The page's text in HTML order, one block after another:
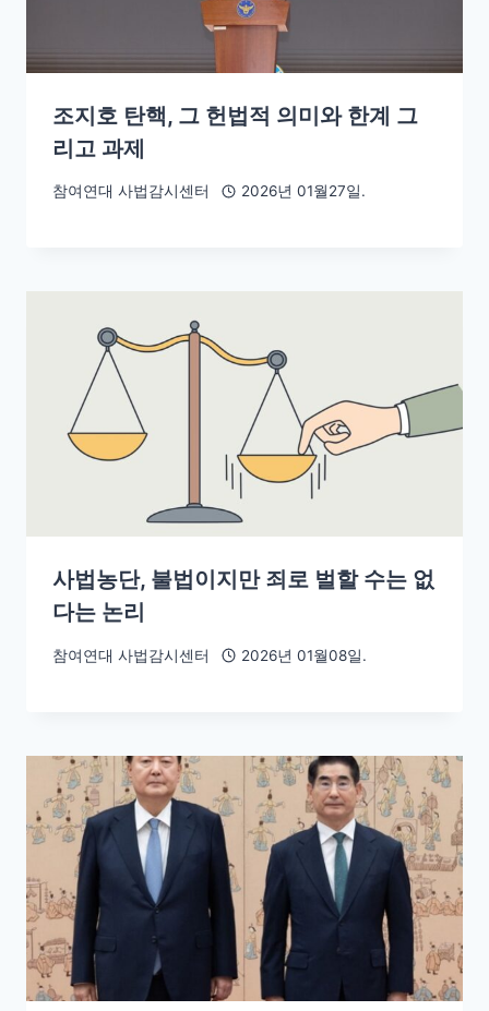
조지호 탄핵, 그 헌법적 의미와 한계 그
리고 과제
참여연대 사법감시센터 2026년 01월27일.
사법농단, 불법이지만 죄로 벌할 수는 없
다는 논리
참여연대 사법감시센터 2026년 01월08일.